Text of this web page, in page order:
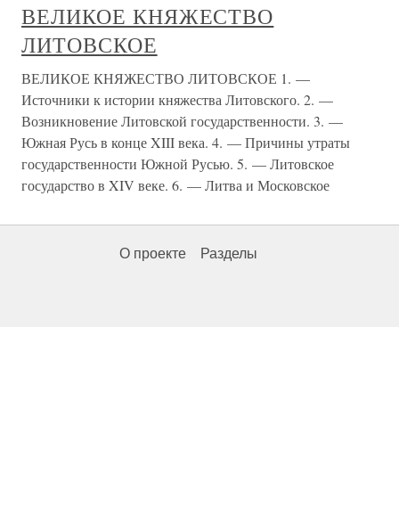
ВЕЛИКОЕ КНЯЖЕСТВО
ЛИТОВСКОЕ
ВЕЛИКОЕ КНЯЖЕСТВО ЛИТОВСКОЕ 1. —
Источники к истории княжества Литовского. 2. —
Возникновение Литовской государственности. 3. —
Южная Русь в конце XIII века. 4. — Причины утраты
государственности Южной Русью. 5. — Литовское
государство в XIV веке. 6. — Литва и Московское
О проекте Разделы